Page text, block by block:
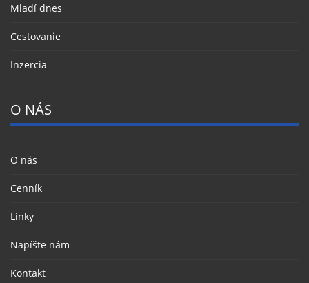
Mladí dnes
Cestovanie
Inzercia
O NÁS
O nás
Cenník
Linky
Napíšte nám
Kontakt